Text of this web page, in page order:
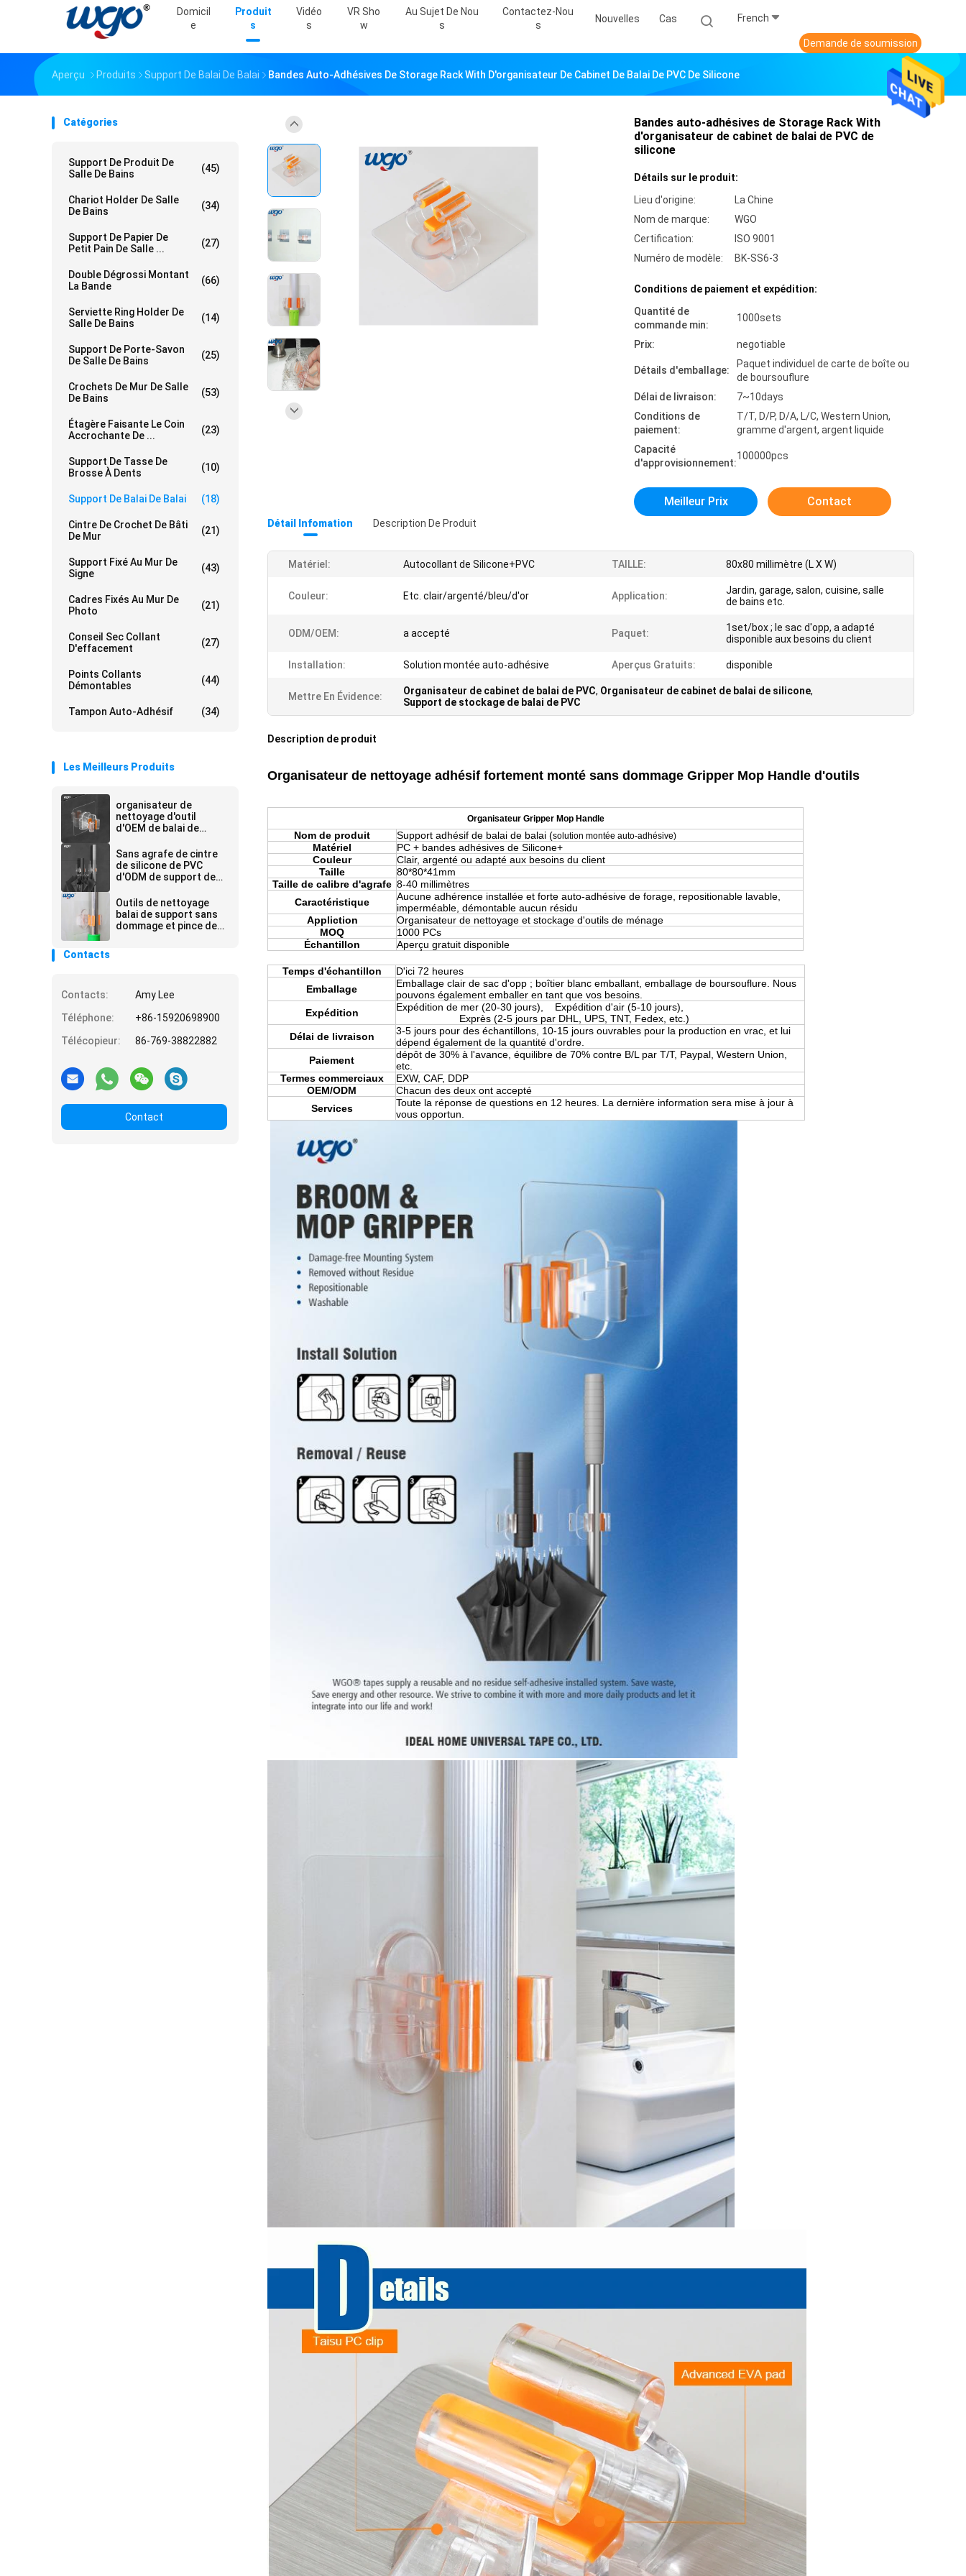
Domicil
E
Produit
S
Vidéo
S
VR Sho
W
Au Sujet De Nou
S
Contactez-Nou
S
Nouvelles Cas French
Demande de soumission
Aperçu Produits Support De Balai De Balai Bandes Auto-Adhésives De Storage Rack With D'organisateur De Cabinet De Balai De PVC De Silicone
Catégories
Support De Produit De
Salle De Bains
(45)
Chariot Holder De Salle
De Bains
(34)
Support De Papier De
Petit Pain De Salle ...
(27)
Double Dégrossi Montant
La Bande
(66)
Serviette Ring Holder De
Salle De Bains
(14)
Support De Porte-Savon
De Salle De Bains
(25)
Crochets De Mur De Salle
De Bains
(53)
Étagère Faisante Le Coin
Accrochante De ...
(23)
Support De Tasse De
Brosse À Dents
(10)
Support De Balai De Balai (18)
Cintre De Crochet De Bâti
De Mur
(21)
Support Fixé Au Mur De
Signe
(43)
Cadres Fixés Au Mur De
Photo
(21)
Conseil Sec Collant
D'effacement
(27)
Points Collants
Démontables
(44)
Tampon Auto-Adhésif (34)
Les Meilleurs Produits
organisateur de
nettoyage d'outil
d'OEM de balai de
adhésif démontable de
balai
Sans agrafe de cintre
de silicone de PVC
d'ODM de support de
Outils de nettoyage
balai de support sans
dommage et pince de
Contacts
Contacts:
Amy Lee
Téléphone:
+86-15920698900
Télécopieur:
86-769-38822882
Contact
Bandes auto-adhésives de Storage Rack With
d'organisateur de cabinet de balai de PVC de
silicone
Détails sur le produit:
Lieu d'origine:
La Chine
Nom de marque:
WGO
Certification:
ISO 9001
Numéro de modèle:
BK-SS6-3
Conditions de paiement et expédition:
Quantité de
commande min:
1000sets
Prix: negotiable
Détails d'emballage:
Paquet individuel de carte de boîte ou
de boursouflure
Délai de livraison:
7~10days
Conditions de
paiement:
T/T, D/P, D/A, L/C, Western Union,
gramme d'argent, argent liquide
Capacité
d'approvisionnement:
100000pcs
Meilleur Prix Contact
Détail Infomation Description De Produit
Matériel: Autocollant de Silicone+PVC TAILLE: 80x80 millimètre (L X W)
Couleur: Etc. clair/argenté/bleu/d'or Application:
Jardin, garage, salon, cuisine, salle
de bains etc.
ODM/OEM: a accepté Paquet:
1set/box ; le sac d'opp, a adapté
disponible aux besoins du client
Installation: Solution montée auto-adhésive Aperçus Gratuits: disponible
Mettre En Évidence: Organisateur de cabinet de balai de PVC, Organisateur de cabinet de balai de silicone,
Support de stockage de balai de PVC
Description de produit
Organisateur de nettoyage adhésif fortement monté sans dommage Gripper Mop Handle d'outils
Organisateur Gripper Mop Handle
Nom de produit Support adhésif de balai de balai (solution montée auto-adhésive)
Matériel
PC + bandes adhésives de Silicone+
Couleur
Clair, argenté ou adapté aux besoins du client
Taille
80*80*41mm
Taille de calibre d'agrafe 8-40 millimètres
Caractéristique
Aucune adhérence installée et forte auto-adhésive de forage, repositionable lavable,
imperméable, démontable aucun résidu
Appliction
Organisateur de nettoyage et stockage d'outils de ménage
MOQ
1000 PCs
Échantillon
Aperçu gratuit disponible
Temps d'échantillon
D'ici 72 heures
Emballage
Emballage clair de sac d'opp ; boîtier blanc emballant, emballage de boursouflure. Nous
pouvons également emballer en tant que vos besoins.
Expédition
Expédition de mer (20-30 jours), Expédition d'air (5-10 jours),
Exprès (2-5 jours par DHL, UPS, TNT, Fedex, etc.)
Délai de livraison
3-5 jours pour des échantillons, 10-15 jours ouvrables pour la production en vrac, et lui
dépend également de la quantité d'ordre.
Paiement
dépôt de 30% à l'avance, équilibre de 70% contre B/L par T/T, Paypal, Western Union,
etc.
Termes commerciaux
EXW, CAF, DDP
OEM/ODM
Chacun des deux ont accepté
Services
Toute la réponse de questions en 12 heures. La dernière information sera mise à jour à
vous opportun.